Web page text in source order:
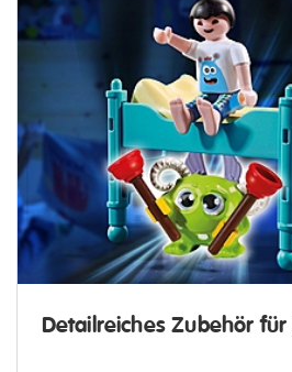
Detailreiches Zubehör